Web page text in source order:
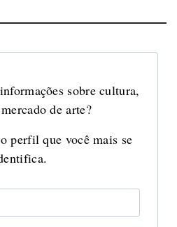
sobre cultura,
de arte?
perfil que você mais se